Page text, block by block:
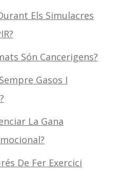
Els Simulacres
Són Cancerigens?
Gasos I
La Gana
De Fer Exercici